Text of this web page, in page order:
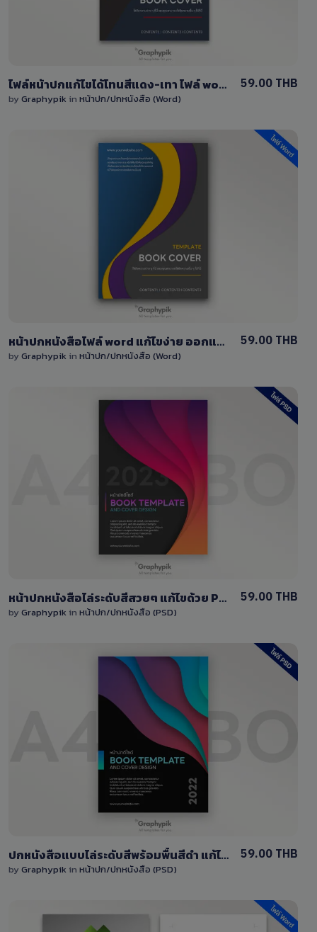
ไฟล์หน้าปกแก้ไขได้โทนสีแดง-เทา ไฟล์ word (docx)
by Graphypik in หน้าปก/ปกหนังสือ (Word)
59.00 THB
View Details
0 Sale
หน้าปกหนังสือไฟล์ word แก้ไขง่าย ออกแบบสำหรับคุณ
by Graphypik in หน้าปก/ปกหนังสือ (Word)
59.00 THB
View Details
0 Sale
หน้าปกหนังสือไล่ระดับสีสวยๆ แก้ไขด้วย Photoshop
by Graphypik in หน้าปก/ปกหนังสือ (PSD)
59.00 THB
View Details
0 Sale
ปกหนังสือแบบไล่ระดับสีพร้อมพื้นสีดำ แก้ไขด้วยไฟล์ PSD
by Graphypik in หน้าปก/ปกหนังสือ (PSD)
59.00 THB